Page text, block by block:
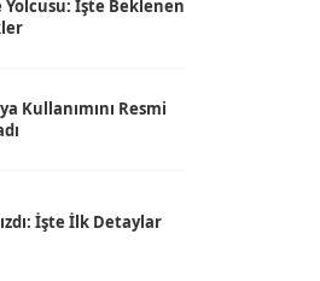
Yolcusu: İşte Beklenen
Kullanımını Resmi
İşte İlk Detaylar